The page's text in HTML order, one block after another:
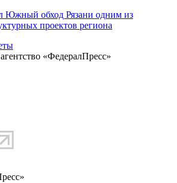
Южный обход Рязани одним из
проектов региона
«ФедералПресс»
»